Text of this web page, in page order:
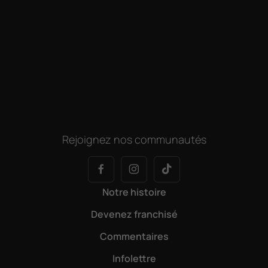
Rejoignez nos communautés
Notre histoire
Devenez franchisé
Commentaires
Infolettre